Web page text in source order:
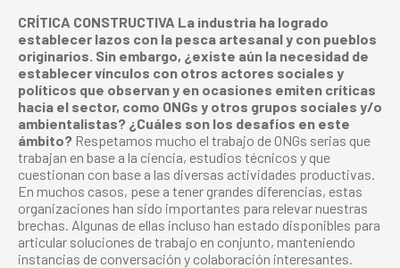
CRÍTICA CONSTRUCTIVA La industria ha logrado
establecer lazos con la pesca artesanal y con pueblos
originarios. Sin embargo, ¿existe aún la necesidad de
establecer vínculos con otros actores sociales y
políticos que observan y en ocasiones emiten críticas
hacia el sector, como ONGs y otros grupos sociales y/o
ambientalistas? ¿Cuáles son los desafíos en este
ámbito? Respetamos mucho el trabajo de ONGs serias que
trabajan en base a la ciencia, estudios técnicos y que
cuestionan con base a las diversas actividades productivas.
En muchos casos, pese a tener grandes diferencias, estas
organizaciones han sido importantes para relevar nuestras
brechas. Algunas de ellas incluso han estado disponibles para
articular soluciones de trabajo en conjunto, manteniendo
instancias de conversación y colaboración interesantes.